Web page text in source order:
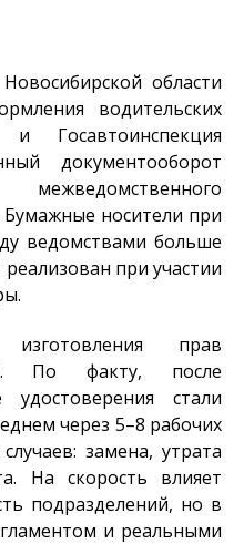
области
водительских
Госавтоинспекция
документооборот
носители при
ведомствами больше
при участии
прав
По факту, после
удостоверения стали
через 5–8 рабочих
замена, утрата
На скорость влияет
подразделений, но в
и реальными